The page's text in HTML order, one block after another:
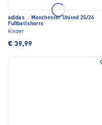
adidas · Manchester United 25/26
Fußballshorts
Kinder
€ 39,99